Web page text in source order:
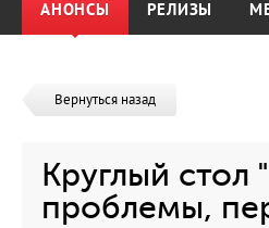
АНОНСЫ РЕЛИЗЫ
Вернуться назад
Круглый стол
проблемы,